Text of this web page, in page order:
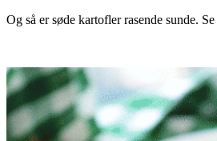
Og så er søde kartofler rasende sunde. Se